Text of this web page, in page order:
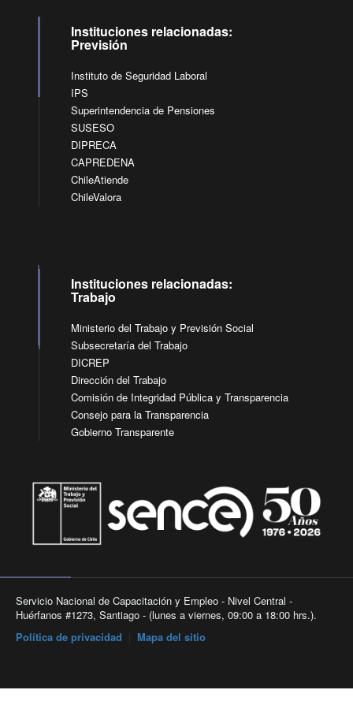
Instituciones relacionadas:
Previsión
Instituto de Seguridad Laboral
IPS
Superintendencia de Pensiones
SUSESO
DIPRECA
CAPREDENA
ChileAtiende
ChileValora
Instituciones relacionadas:
Trabajo
Ministerio del Trabajo y Previsión Social
Subsecretaría del Trabajo
DICREP
Dirección del Trabajo
Comisión de Integridad Pública y Transparencia
Consejo para la Transparencia
Gobierno Transparente
Servicio Nacional de Capacitación y Empleo - Nivel Central -
Huérfanos #1273, Santiago - (lunes a viernes, 09:00 a 18:00 hrs.).
Política de privacidad
Mapa del sitio